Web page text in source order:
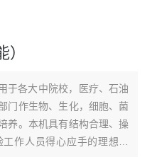
于各大中院校，医疗、石油
门作生物、生化，细胞、菌
养。本机具有结构合理、操
作人员得心应手的理想设